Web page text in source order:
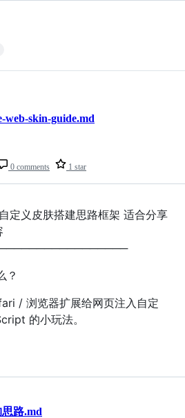
0 comments 1 star
web-skin-guide.md
定义皮肤搭建思路框架 适合分享
？
/ 浏览器扩展给网页注入自定
的小玩法。
路.md